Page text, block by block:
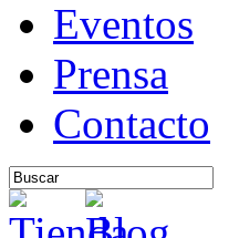
Eventos
Prensa
Contacto